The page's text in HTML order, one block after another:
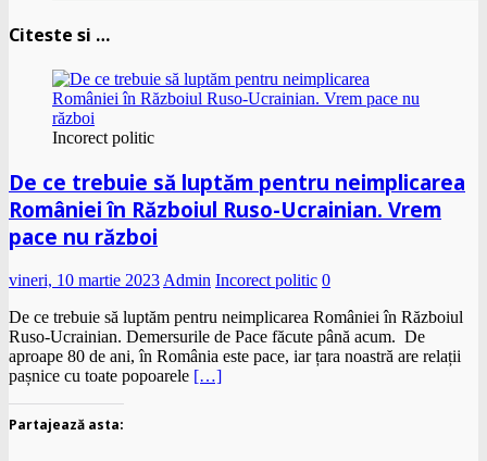
Citeste si …
Incorect politic
De ce trebuie să luptăm pentru neimplicarea
României în Războiul Ruso-Ucrainian. Vrem
pace nu război
vineri, 10 martie 2023 Admin Incorect politic 0
De ce trebuie să luptăm pentru neimplicarea României în Războiul
Ruso-Ucrainian. Demersurile de Pace făcute până acum. De
aproape 80 de ani, în România este pace, iar țara noastră are relații
pașnice cu toate popoarele […]
Partajează asta: